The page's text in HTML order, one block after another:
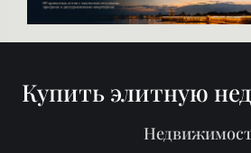
Купить элитную